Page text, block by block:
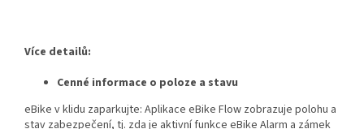
Více detailů:
Cenné informace o poloze a stavu
eBike v klidu zaparkujte: Aplikace eBike Flow zobrazuje polohu a
stav zabezpečení, tj. zda je aktivní funkce eBike Alarm a zámek